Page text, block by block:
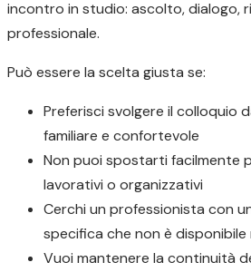
incontro in studio: ascolto, dialogo,
professionale.
Può essere la scelta giusta se:
Preferisci svolgere il colloquio
familiare e confortevole
Non puoi spostarti facilmente
lavorativi o organizzativi
Cerchi un professionista con
specifica che non è disponibile
Vuoi mantenere la continuità